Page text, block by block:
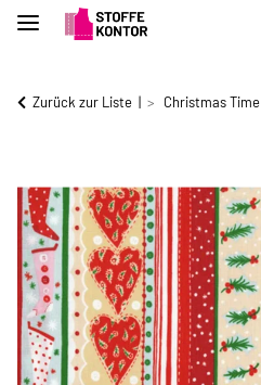
Zurück zur Liste Christmas Time